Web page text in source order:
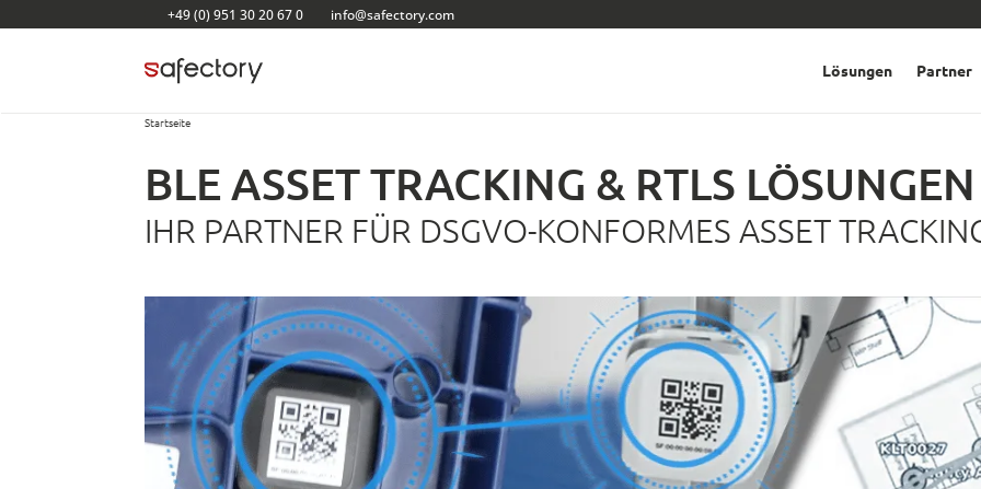
+49 (0) 951 30 20 67 0 info@safectory.com
Lösungen Partner
Startseite
BLE ASSET TRACKING & RTLS LÖSUNGEN
IHR PARTNER FÜR DSGVO-KONFORMES ASSET